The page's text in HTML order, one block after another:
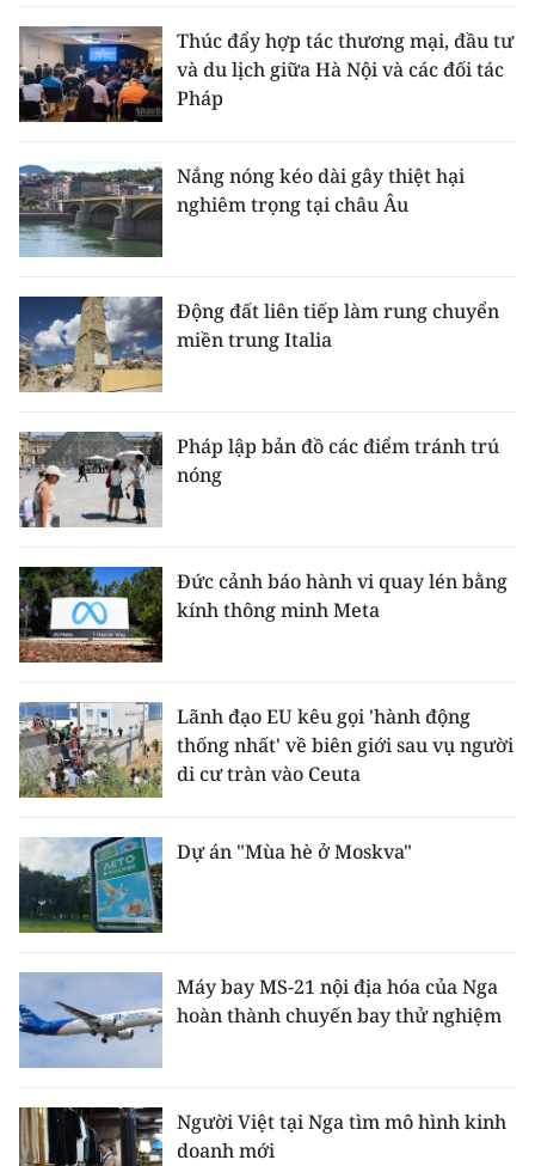
Thúc đẩy hợp tác thương mại, đầu tư
và du lịch giữa Hà Nội và các đối tác
Pháp
Nắng nóng kéo dài gây thiệt hại
nghiêm trọng tại châu Âu
Động đất liên tiếp làm rung chuyển
miền trung Italia
Pháp lập bản đồ các điểm tránh trú
nóng
Đức cảnh báo hành vi quay lén bằng
kính thông minh Meta
Lãnh đạo EU kêu gọi 'hành động
thống nhất' về biên giới sau vụ người
di cư tràn vào Ceuta
Dự án "Mùa hè ở Moskva"
Máy bay MS-21 nội địa hóa của Nga
hoàn thành chuyến bay thử nghiệm
Người Việt tại Nga tìm mô hình kinh
doanh mới